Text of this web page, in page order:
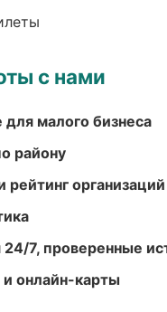
с нами
малого бизнеса
району
организаций
7, проверенные
онлайн-карты